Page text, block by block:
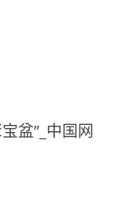
盆”_中国网